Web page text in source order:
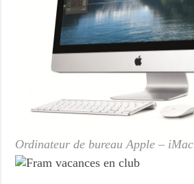
Ordinateur de bureau Apple – iMac